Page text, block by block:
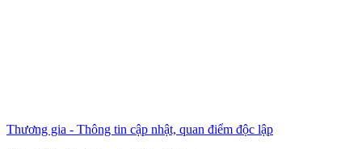
Thương gia - Thông tin cập nhật, quan điểm độc lập